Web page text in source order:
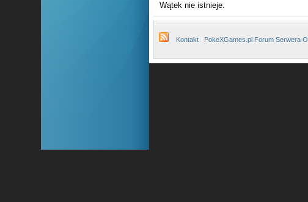
Wątek nie istnieje.
Kontakt PokeXGames.pl Forum Serwera